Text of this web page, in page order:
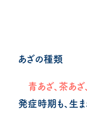
あざの種類
青あざ、茶あざ
発症時期も、生